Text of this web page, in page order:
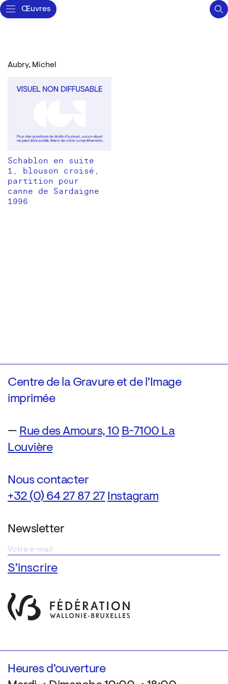
Œuvres
Aubry, Michel
Schablon en suite
1, blouson croisé,
partition pour
canne de Sardaigne
1996
Centre de la Gravure et de l’Image
imprimée
— Rue des Amours, 10 B-7100 La
Louvière
Nous contacter
+32 (0) 64 27 87 27 Instagram
Newsletter
Heures d’ouverture